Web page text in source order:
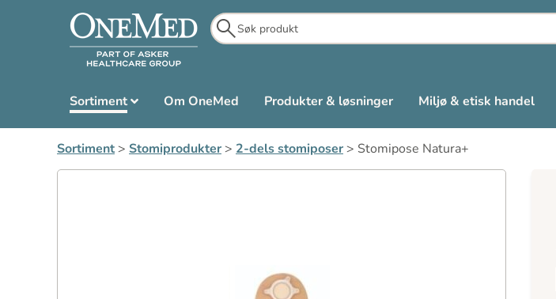
Sortiment Om OneMed Produkter & løsninger Miljø & etisk handel
Sortiment> Stomiprodukter> 2-dels stomiposer> Stomipose Natura+